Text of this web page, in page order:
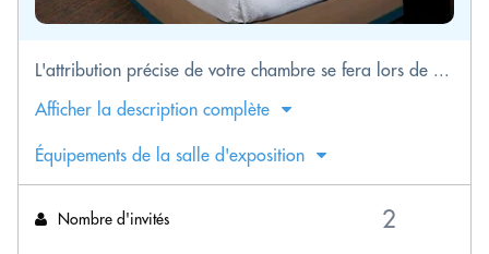
L'attribution précise de votre chambre se fera lors de ...
Afficher la description complète
Équipements de la salle d'exposition
Nombre d'invités